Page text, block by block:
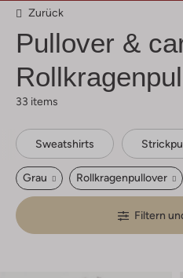
Zurück
Pullover &
33 items
Sweatshirts
Grau Rollkragenpullover
Filtern